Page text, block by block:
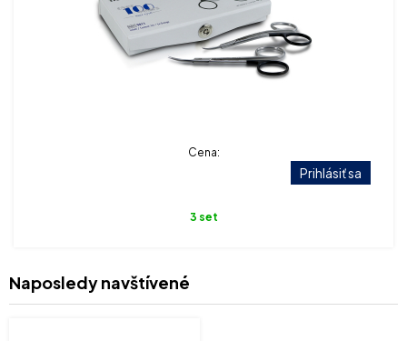
Cena:
Prihlásiť sa
3 set
Naposledy navštívené